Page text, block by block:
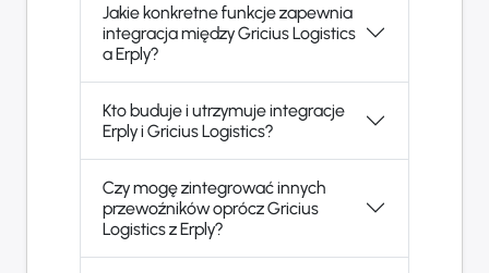
Jakie konkretne funkcje zapewnia
integracja między Gricius Logistics
a Erply?
Kto buduje i utrzymuje integracje
Erply i Gricius Logistics?
Czy mogę zintegrować innych
przewoźników oprócz Gricius
Logistics z Erply?